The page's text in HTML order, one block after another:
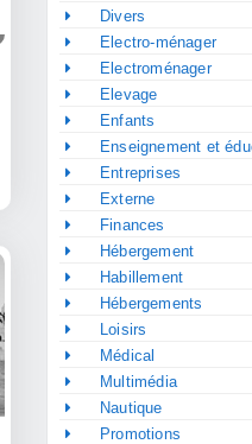
Divers
Electro-ménager
Electroménager
Elevage
Enfants
Enseignement et
Entreprises
Externe
Finances
Hébergement
Habillement
Hébergements
Loisirs
Médical
Multimédia
Nautique
Promotions